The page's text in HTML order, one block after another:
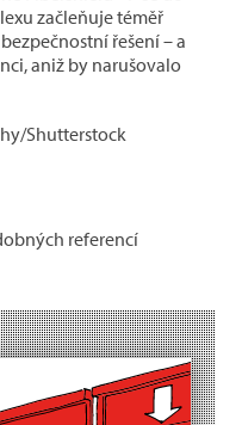
začleňuje téměř
řešení – a
aniž by narušovalo
Shutterstock
referencí